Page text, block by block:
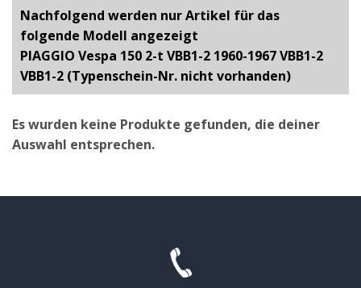
Nachfolgend werden nur Artikel für das
folgende Modell angezeigt
PIAGGIO Vespa 150 2-t VBB1-2 1960-1967 VBB1-2
VBB1-2 (Typenschein-Nr. nicht vorhanden)
Es wurden keine Produkte gefunden, die deiner
Auswahl entsprechen.